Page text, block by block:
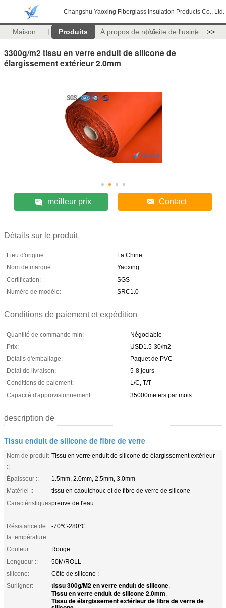
Changshu Yaoxing Fiberglass Insulation Products Co., Ltd.
Maison Produits À propos de nousVisite de l'usine >>
3300g/m2 tissu en verre enduit de silicone de
élargissement extérieur 2.0mm
meilleur prix Contact
Détails sur le produit
Lieu d'origine:
La Chine
Nom de marque:
Yaoxing
Certification:
SGS
Numéro de modèle:
SRC1.0
Conditions de paiement et expédition
Quantité de commande min:
Négociable
Prix:
USD1.5-30/m2
Détails d'emballage:
Paquet de PVC
Délai de livraison:
5-8 jours
Conditions de paiement:
L/C, T/T
Capacité d'approvisionnement:
35000meters par mois
description de
Tissu enduit de silicone de fibre de verre
Nom de produit
::
Tissu en verre enduit de silicone de élargissement extérieur
Épaisseur ::
1.5mm, 2.0mm, 2.5mm, 3.0mm
Matériel ::
tissu en caoutchouc et de fibre de verre de silicone
Caractéristiques
::
preuve de l'eau
Résistance de
la température ::
-70℃-280℃
Couleur ::
Rouge
Longueur ::
50M/ROLL
silicone:
Côté de silicone :
Surligner:
tissu 300g/M2 en verre enduit de silicone,
Tissu en verre enduit de silicone 2.0mm,
Tissu de élargissement extérieur de fibre de verre de